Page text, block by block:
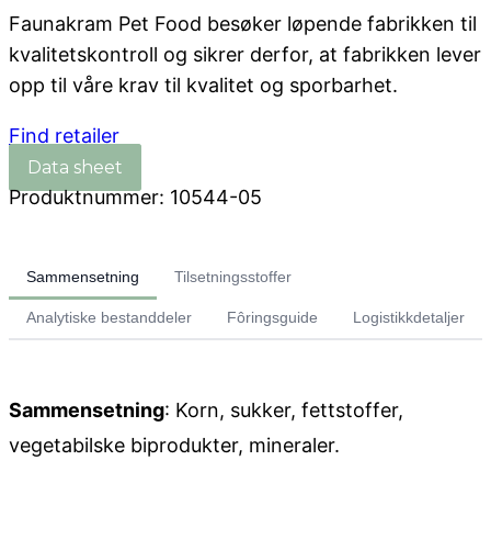
Faunakram Pet Food besøker løpende fabrikken til
kvalitetskontroll og sikrer derfor, at fabrikken lever
opp til våre krav til kvalitet og sporbarhet.
Find retailer
Produktnummer: 10544-05
Sammensetning Tilsetningsstoffer
Analytiske bestanddeler Fôringsguide Logistikkdetaljer
Sammensetning: Korn, sukker, fettstoffer,
vegetabilske biprodukter, mineraler.